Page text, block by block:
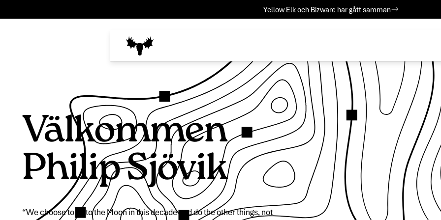
Yellow Elk och Bizware har gått samman
Välkommen
Philip Sjövik
“We choose to go to the Moon in this decade and do the other things, not